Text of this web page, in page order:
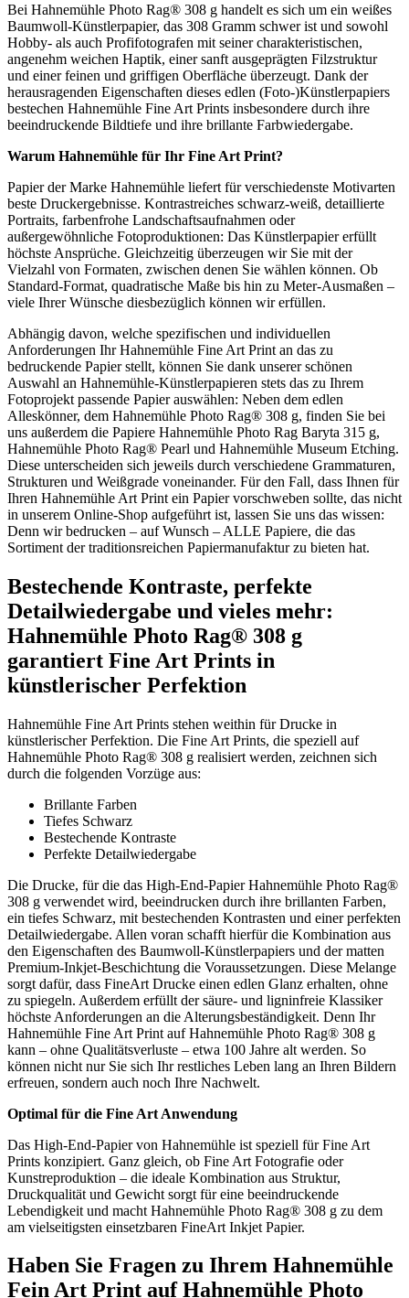
Bei Hahnemühle Photo Rag® 308 g handelt es sich um ein weißes
Baumwoll-Künstlerpapier, das 308 Gramm schwer ist und sowohl
Hobby- als auch Profifotografen mit seiner charakteristischen,
angenehm weichen Haptik, einer sanft ausgeprägten Filzstruktur
und einer feinen und griffigen Oberfläche überzeugt. Dank der
herausragenden Eigenschaften dieses edlen (Foto-)Künstlerpapiers
bestechen Hahnemühle Fine Art Prints insbesondere durch ihre
beeindruckende Bildtiefe und ihre brillante Farbwiedergabe.
Warum Hahnemühle für Ihr Fine Art Print?
Papier der Marke Hahnemühle liefert für verschiedenste Motivarten
beste Druckergebnisse. Kontrastreiches schwarz-weiß, detaillierte
Portraits, farbenfrohe Landschaftsaufnahmen oder
außergewöhnliche Fotoproduktionen: Das Künstlerpapier erfüllt
höchste Ansprüche. Gleichzeitig überzeugen wir Sie mit der
Vielzahl von Formaten, zwischen denen Sie wählen können. Ob
Standard-Format, quadratische Maße bis hin zu Meter-Ausmaßen –
viele Ihrer Wünsche diesbezüglich können wir erfüllen.
Abhängig davon, welche spezifischen und individuellen
Anforderungen Ihr Hahnemühle Fine Art Print an das zu
bedruckende Papier stellt, können Sie dank unserer schönen
Auswahl an Hahnemühle-Künstlerpapieren stets das zu Ihrem
Fotoprojekt passende Papier auswählen: Neben dem edlen
Alleskönner, dem Hahnemühle Photo Rag® 308 g, finden Sie bei
uns außerdem die Papiere Hahnemühle Photo Rag Baryta 315 g,
Hahnemühle Photo Rag® Pearl und Hahnemühle Museum Etching.
Diese unterscheiden sich jeweils durch verschiedene Grammaturen,
Strukturen und Weißgrade voneinander. Für den Fall, dass Ihnen für
Ihren Hahnemühle Art Print ein Papier vorschweben sollte, das nicht
in unserem Online-Shop aufgeführt ist, lassen Sie uns das wissen:
Denn wir bedrucken – auf Wunsch – ALLE Papiere, die das
Sortiment der traditionsreichen Papiermanufaktur zu bieten hat.
Bestechende Kontraste, perfekte
Detailwiedergabe und vieles mehr:
Hahnemühle Photo Rag® 308 g
garantiert Fine Art Prints in
künstlerischer Perfektion
Hahnemühle Fine Art Prints stehen weithin für Drucke in
künstlerischer Perfektion. Die Fine Art Prints, die speziell auf
Hahnemühle Photo Rag® 308 g realisiert werden, zeichnen sich
durch die folgenden Vorzüge aus:
Brillante Farben
Tiefes Schwarz
Bestechende Kontraste
Perfekte Detailwiedergabe
Die Drucke, für die das High-End-Papier Hahnemühle Photo Rag®
308 g verwendet wird, beeindrucken durch ihre brillanten Farben,
ein tiefes Schwarz, mit bestechenden Kontrasten und einer perfekten
Detailwiedergabe. Allen voran schafft hierfür die Kombination aus
den Eigenschaften des Baumwoll-Künstlerpapiers und der matten
Premium-Inkjet-Beschichtung die Voraussetzungen. Diese Melange
sorgt dafür, dass FineArt Drucke einen edlen Glanz erhalten, ohne
zu spiegeln. Außerdem erfüllt der säure- und ligninfreie Klassiker
höchste Anforderungen an die Alterungsbeständigkeit. Denn Ihr
Hahnemühle Fine Art Print auf Hahnemühle Photo Rag® 308 g
kann – ohne Qualitätsverluste – etwa 100 Jahre alt werden. So
können nicht nur Sie sich Ihr restliches Leben lang an Ihren Bildern
erfreuen, sondern auch noch Ihre Nachwelt.
Optimal für die Fine Art Anwendung
Das High-End-Papier von Hahnemühle ist speziell für Fine Art
Prints konzipiert. Ganz gleich, ob Fine Art Fotografie oder
Kunstreproduktion – die ideale Kombination aus Struktur,
Druckqualität und Gewicht sorgt für eine beeindruckende
Lebendigkeit und macht Hahnemühle Photo Rag® 308 g zu dem
am vielseitigsten einsetzbaren FineArt Inkjet Papier.
Haben Sie Fragen zu Ihrem Hahnemühle
Fein Art Print auf Hahnemühle Photo